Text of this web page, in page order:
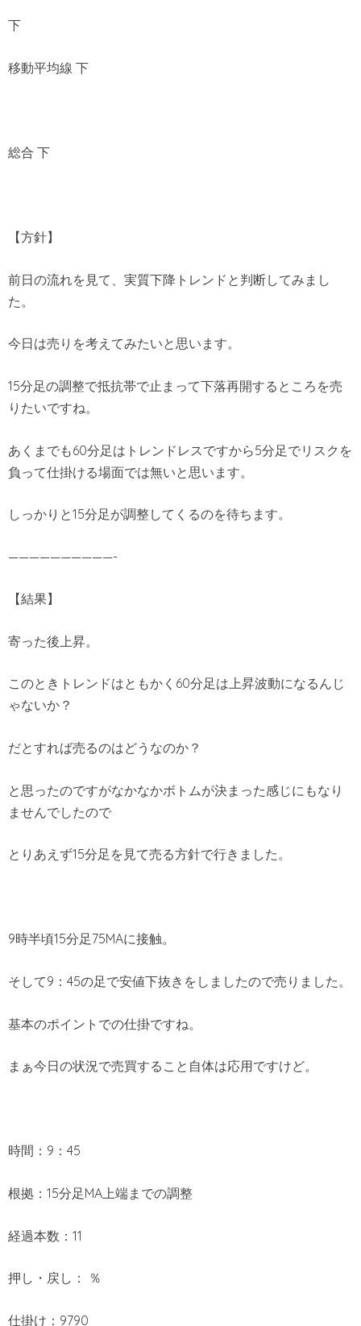
下
移動平均線 下
総合 下
【方針】
前日の流れを見て、実質下降トレンドと判断してみまし
た。
今日は売りを考えてみたいと思います。
15分足の調整で抵抗帯で止まって下落再開するところを売
りたいですね。
あくまでも60分足はトレンドレスですから5分足でリスクを
負って仕掛ける場面では無いと思います。
しっかりと15分足が調整してくるのを待ちます。
——————————-
【結果】
寄った後上昇。
このときトレンドはともかく60分足は上昇波動になるんじ
ゃないか？
だとすれば売るのはどうなのか？
と思ったのですがなかなかボトムが決まった感じにもなり
ませんでしたので
とりあえず15分足を見て売る方針で行きました。
9時半頃15分足75MAに接触。
そして9：45の足で安値下抜きをしましたので売りました。
基本のポイントでの仕掛ですね。
まぁ今日の状況で売買すること自体は応用ですけど。
時間：9：45
根拠：15分足MA上端までの調整
経過本数：11
押し・戻し： ％
仕掛け：9790